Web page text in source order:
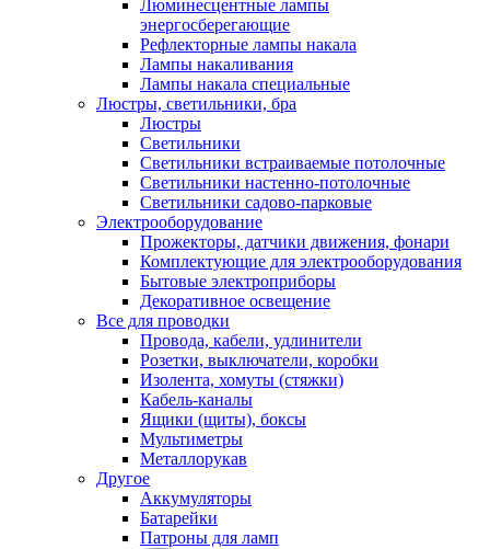
Люминесцентные лампы
энергосберегающие
Рефлекторные лампы накала
Лампы накаливания
Лампы накала специальные
Люстры, светильники, бра
Люстры
Светильники
Светильники встраиваемые потолочные
Светильники настенно-потолочные
Светильники садово-парковые
Электрооборудование
Прожекторы, датчики движения, фонари
Комплектующие для электрооборудования
Бытовые электроприборы
Декоративное освещение
Все для проводки
Провода, кабели, удлинители
Розетки, выключатели, коробки
Изолента, хомуты (стяжки)
Кабель-каналы
Ящики (щиты), боксы
Мультиметры
Металлорукав
Другое
Аккумуляторы
Батарейки
Патроны для ламп